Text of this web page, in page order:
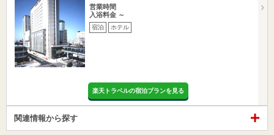
営業時間
入浴料金 ～
宿泊 ホテル
楽天トラベルの宿泊プランを見る
関連情報から探す